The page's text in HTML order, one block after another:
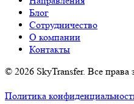
Блог
Сотрудничество
О компании
Контакты
© 2026 SkyTransfer. Все
Политика